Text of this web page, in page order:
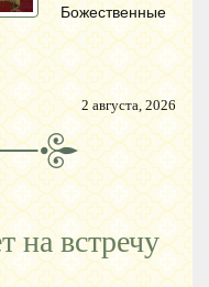
Божественные
2 августа, 2026
на встречу